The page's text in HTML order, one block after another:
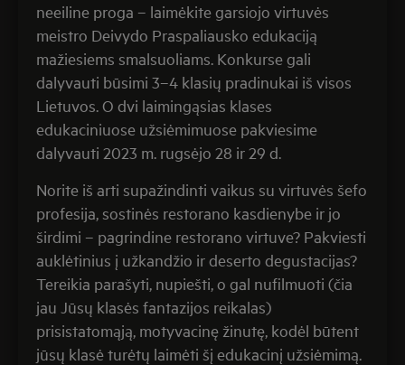
neeiline proga – laimėkite garsiojo virtuvės
meistro Deivydo Praspaliausko edukaciją
mažiesiems smalsuoliams. Konkurse gali
dalyvauti būsimi 3–4 klasių pradinukai iš visos
Lietuvos. O dvi laimingąsias klases
edukaciniuose užsiėmimuose pakviesime
dalyvauti 2023 m. rugsėjo 28 ir 29 d.
Norite iš arti supažindinti vaikus su virtuvės šefo
profesija, sostinės restorano kasdienybe ir jo
širdimi – pagrindine restorano virtuve? Pakviesti
auklėtinius į užkandžio ir deserto degustacijas?
Tereikia parašyti, nupiešti, o gal nufilmuoti (čia
jau Jūsų klasės fantazijos reikalas)
prisistatomąją, motyvacinę žinutę, kodėl būtent
jūsų klasė turėtų laimėti šį edukacinį užsiėmimą.